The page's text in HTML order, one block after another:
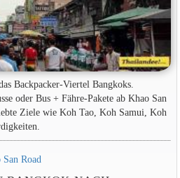
Backpacker-Viertel Bangkoks.
oder Bus + Fähre-Pakete ab Khao San
Ziele wie Koh Tao, Koh Samui, Koh
Road